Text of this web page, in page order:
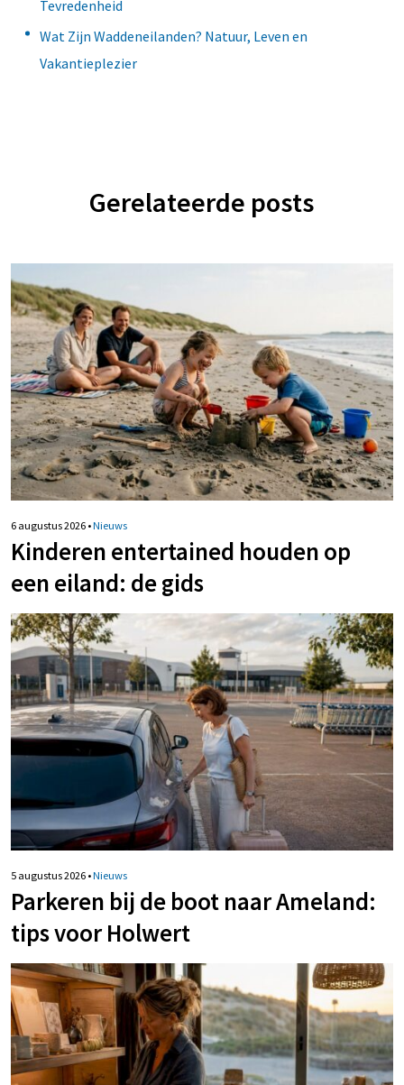
Tevredenheid
Wat Zijn Waddeneilanden? Natuur, Leven en
Vakantieplezier
Gerelateerde posts
6 augustus 2026 •Nieuws
Kinderen entertained houden op
een eiland: de gids
5 augustus 2026 •Nieuws
Parkeren bij de boot naar Ameland:
tips voor Holwert